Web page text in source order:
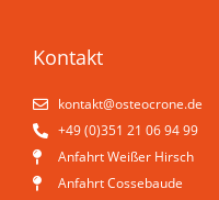
Kontakt
kontakt@osteo­crone.de
+49 (0)351 21 06 94 99
Anfahrt Weißer Hirsch
Anfahrt Cossebaude